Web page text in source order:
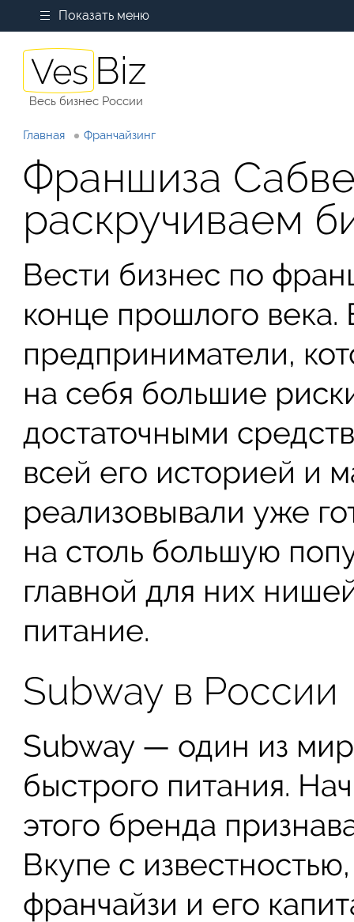
Показать меню
Весь бизнес России
Главная Франчайзинг
Франшиза
раскручиваем
Вести бизнес по
конце прошлого века.
предприниматели,
на себя большие
достаточными
всей его историей и
реализовывали уже
на столь большую
главной для них
питание.
Subway в России
Subway — один из
быстрого питания.
этого бренда
Вкупе с
франчайзи и его